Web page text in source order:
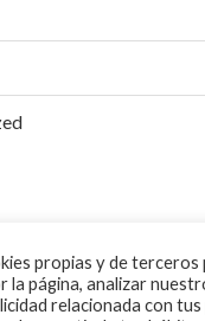
propias y de terceros
la página, analizar
relacionada con